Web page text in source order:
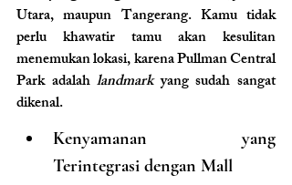
Utara, maupun Tangerang. Kamu tidak
perlu khawatir tamu akan kesulitan
menemukan lokasi, karena Pullman Central
Park adalah landmark yang sudah sangat
dikenal.
Kenyamanan yang
Terintegrasi dengan Mall